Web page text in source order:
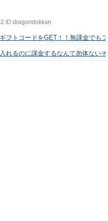
ID:dragondokkan
フトコードをGET！！無課金でも
れるのに課金するなんて勿体ない